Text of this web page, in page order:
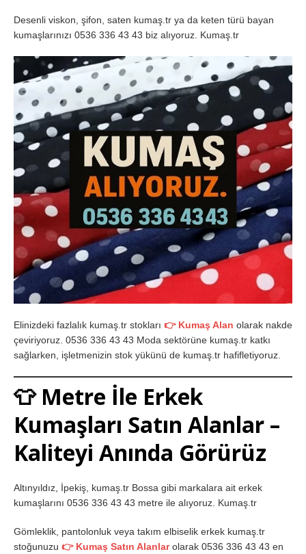
Desenli viskon, şifon, saten kumaş.tr ya da keten türü bayan
kumaşlarınızı 0536 336 43 43 biz alıyoruz. Kumaş.tr
Elinizdeki fazlalık kumaş.tr stokları 👉 Kumaş Alan olarak nakde
çeviriyoruz. 0536 336 43 43 Moda sektörüne kumaş.tr katkı
sağlarken, işletmenizin stok yükünü de kumaş.tr hafifletiyoruz.
👕 Metre İle Erkek
Kumaşları Satın Alanlar –
Kaliteyi Anında Görürüz
Altınyıldız, İpekiş, kumaş.tr Bossa gibi markalara ait erkek
kumaşlarını 0536 336 43 43 metre ile alıyoruz. Kumaş.tr
Gömleklik, pantolonluk veya takım elbiselik erkek kumaş.tr
stoğunuzu 👉 Kumaş Satın Alanlarolarak 0536 336 43 43 en